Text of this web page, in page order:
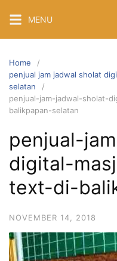
content
MENU
Home
penjual jam jadwal sholat
selatan
penjual-jam-jadwal-sholat-
balikpapan-selatan
penjual-
digital-
text-di-
NOVEMBER 14, 2018